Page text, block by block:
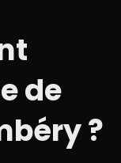
de
?